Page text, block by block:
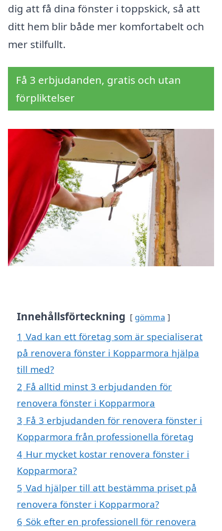
dig att få dina fönster i toppskick, så att
ditt hem blir både mer komfortabelt och
mer stilfullt.
Få 3 erbjudanden, gratis och utan
förpliktelser
Innehållsförteckning gömma
1 Vad kan ett företag som är specialiserat
på renovera fönster i Kopparmora hjälpa
till med?
2 Få alltid minst 3 erbjudanden för
renovera fönster i Kopparmora
3 Få 3 erbjudanden för renovera fönster i
Kopparmora från professionella företag
4 Hur mycket kostar renovera fönster i
Kopparmora?
5 Vad hjälper till att bestämma priset på
renovera fönster i Kopparmora?
6 Sök efter en professionell för renovera